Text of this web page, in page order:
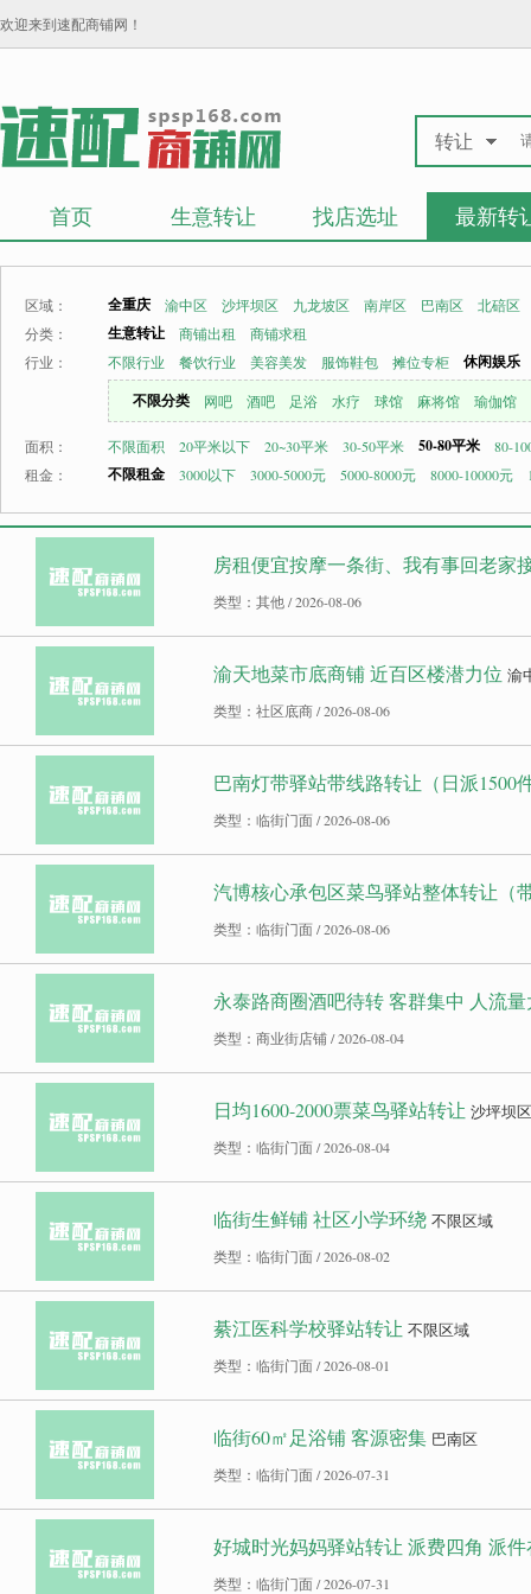
欢迎来到速配商铺网！
转让
首页 生意转让 找店选址 最新转
区域： 全重庆 渝中区 沙坪坝区 九龙坡区 南岸区 巴南区
北碚区
分类：
生意转让 商铺出租
商铺求租
行业：
不限行业 餐饮行业 美容美发 服饰鞋包 摊位专柜
休闲娱乐
不限分类
网吧 酒吧 足浴 水疗 球馆 麻将馆 瑜伽馆
面积： 不限面积 20平米以下 20~30平米 30-50平米 50-80平米
80-
租金：
不限租金 3000以下 3000-5000元 5000-8000元 8000-10000元
房租便宜按摩一条街、我有事回老家
类型：其他 / 2026-08-06
渝天地菜市底商铺 近百区楼潜力位 渝
类型：社区底商 / 2026-08-06
巴南灯带驿站带线路转让（日派1500
类型：临街门面 / 2026-08-06
汽博核心承包区菜鸟驿站整体转让（
类型：临街门面 / 2026-08-06
永泰路商圈酒吧待转 客群集中 人流量
类型：商业街店铺 / 2026-08-04
日均1600-2000票菜鸟驿站转让 沙坪坝区
类型：临街门面 / 2026-08-04
临街生鲜铺 社区小学环绕 不限区域
类型：临街门面 / 2026-08-02
綦江医科学校驿站转让 不限区域
类型：临街门面 / 2026-08-01
临街60㎡足浴铺 客源密集 巴南区
类型：临街门面 / 2026-07-31
好城时光妈妈驿站转让 派费四角 派件
类型：临街门面 / 2026-07-31